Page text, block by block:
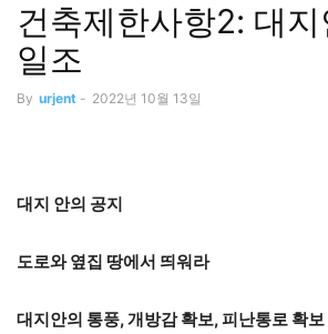
건축제한사항2: 대
일조
By urjent - 2022년 10월 13일
대지 안의 공지
도로와 옆집 땅에서 띄워라
대지안의 통풍, 개방감 확보, 피난통로 확